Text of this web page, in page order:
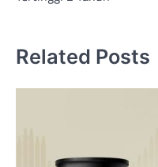
Related Posts